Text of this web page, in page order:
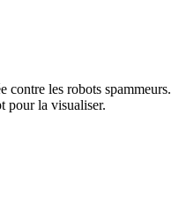
contre les robots spammeurs.
pour la visualiser.